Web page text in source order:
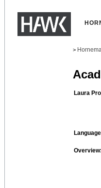
>
Laura
Overview: